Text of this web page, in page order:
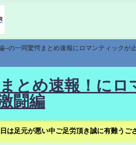
の一同驚愕まとめ速報にロマンティックが
とめ速報！にロ
闘編
足元が悪い中ご足労頂き誠に有難うご